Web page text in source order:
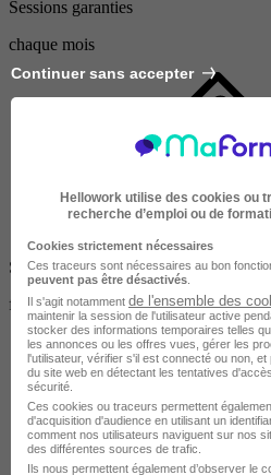
Sessions garanties
chaque mois
Sur mesure
formation adaptée
Continuer sans accepter
Hellowork utilise des cookies ou
recherche d’emploi ou de
Cookies strictement nécessaires
Ces traceurs sont nécessaires au bon
peuvent pas être désactivés
Il s'agit notamment de l'ensemble des
maintenir la session de l'utilisateur active
stocker des informations temporaires telles
les annonces ou les offres vues, gérer les
l'utilisateur, vérifier s'il est connecté ou non,
du site web en détectant les tentatives
sécurité.
Ces cookies ou traceurs permettent
d'acquisition d'audience en utilisant un
comment nos utilisateurs naviguent sur nos
des différentes sources de trafic.
Ils nous permettent également d’observer le